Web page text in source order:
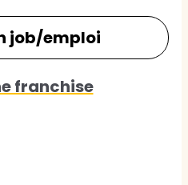
job/emploi
franchise